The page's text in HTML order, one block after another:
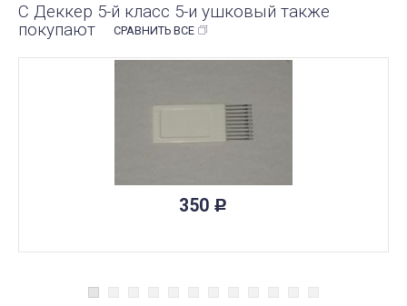
С Деккер 5-й класс 5-и ушковый также
покупают
СРАВНИТЬ ВСЕ
350 Р